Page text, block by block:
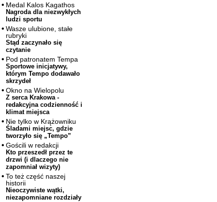
Medal Kalos Kagathos
Nagroda dla niezwykłych
ludzi sportu
Wasze ulubione, stałe
rubryki
Stąd zaczynało się
czytanie
Pod patronatem Tempa
Sportowe inicjatywy,
którym Tempo dodawało
skrzydeł
Okno na Wielopolu
Z serca Krakowa -
redakcyjna codzienność i
klimat miejsca
Nie tylko w Krążowniku
Śladami miejsc, gdzie
tworzyło się „Tempo”
Gościli w redakcji
Kto przeszedł przez te
drzwi (i dlaczego nie
zapomniał wizyty)
To też część naszej
historii
Nieoczywiste wątki,
niezapomniane rozdziały